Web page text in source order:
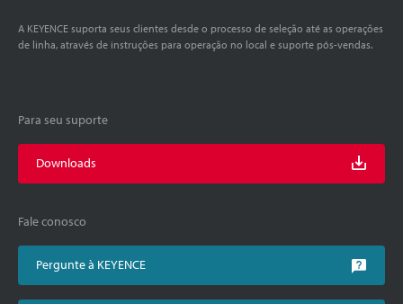
A KEYENCE suporta seus clientes desde o processo de seleção até as operações
de linha, através de instruções para operação no local e suporte pós-vendas.
Para seu suporte
Downloads
Fale conosco
Pergunte à KEYENCE